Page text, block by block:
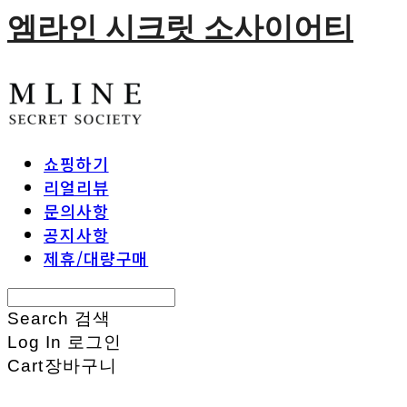
엠라인 시크릿 소사이어티
쇼핑하기
리얼리뷰
문의사항
공지사항
제휴/대량구매
Search 검색
Log In 로그인
Cart장바구니